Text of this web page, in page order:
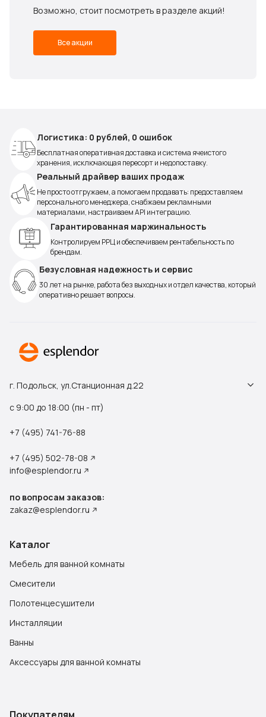
Возможно, стоит посмотреть в разделе акций!
Все акции
Логистика: 0 рублей, 0 ошибок
Бесплатная оперативная доставка и система ячеистого
хранения, исключающая пересорт и недопоставку.
Реальный драйвер ваших продаж
Не просто отгружаем, а помогаем продавать: предоставляем
персонального менеджера, снабжаем рекламными
материалами, настраиваем API интеграцию.
Гарантированная маржинальность
Контролируем РРЦ и обеспечиваем рентабельность по
брендам.
Безусловная надежность и сервис
30 лет на рынке, работа без выходных и отдел качества, который
оперативно решает вопросы.
г. Подольск, ул.Станционная д.22
с 9:00 до 18:00 (пн - пт)
+7 (495) 741-76-88
+7 (495) 502-78-08
info@esplendor.ru
по вопросам заказов:
zakaz@esplendor.ru
Каталог
Мебель для ванной комнаты
Смесители
Полотенцесушители
Инсталляции
Ванны
Аксессуары для ванной комнаты